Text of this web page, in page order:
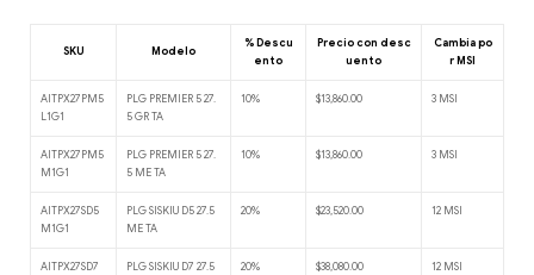
SKU Modelo
% Descu
ento
Precio con desc
uento
Cambia po
r MSI
AITPX27PM5
L1G1
PLG PREMIER 5 27.
5 GR TA
10% $13,860.00 3 MSI
AITPX27PM5
M1G1
PLG PREMIER 5 27.
5 ME TA
10% $13,860.00 3 MSI
AITPX27SD5
M1G1
PLG SISKIU D5 27.5
ME TA
20% $23,520.00 12 MSI
AITPX27SD7
PLG SISKIU D7 27.5
20% $38,080.00 12 MSI